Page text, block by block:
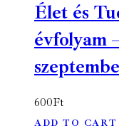
Élet és
évfolyam
600Ft
ADD TO CART